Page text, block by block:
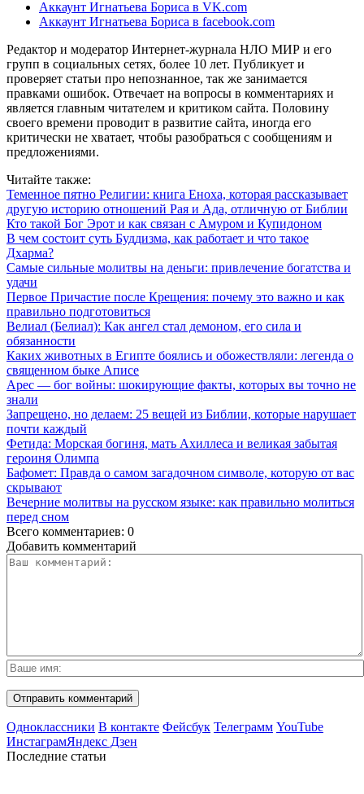
Аккаунт Игнатьева Бориса в VK.com
Аккаунт Игнатьева Бориса в facebook.com
Редактор и модератор Интернет-журнала НЛО МИР и его
групп в социальных сетях, более 10 лет. Публикует и
проверяет статьи про непознанное, так же занимается
правками ошибок. Отвечает на вопросы в комментариях и
является главным читателем и критиком сайта. Половину
своего времени проводит в развитие сайта, иногда его
критически не хватает, чтобы разобраться с сообщениям и
предложениями.
Читайте также:
Теменное пятно Религии: книга Еноха, которая рассказывает
другую историю отношений Рая и Ада, отличную от Библии
Кто такой Бог Эрот и как связан с Амуром и Купидоном
В чем состоит суть Буддизма, как работает и что такое
Дхарма?
Самые сильные молитвы на деньги: привлечение богатства и
удачи
Первое Причастие после Крещения: почему это важно и как
правильно подготовиться
Велиал (Белиал): Как ангел стал демоном, его сила и
обязанности
Каких животных в Египте боялись и обожествляли: легенда о
священном быке Аписе
Арес — бог войны: шокирующие факты, которых вы точно не
знали
Запрещено, но делаем: 25 вещей из Библии, которые нарушает
почти каждый
Фетида: Морская богиня, мать Ахиллеса и великая забытая
героиня Олимпа
Бафомет: Правда о самом загадочном символе, которую от вас
скрывают
Вечерние молитвы на русском языке: как правильно молиться
перед сном
Всего комментариев: 0
Добавить комментарий
Одноклассники В контакте Фейсбук Телеграмм YouTube
ИнстаграмЯндекс Дзен
Последние статьи